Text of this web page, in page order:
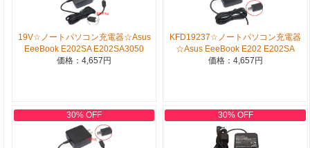
19V☆ノートパソコン充電器☆Asus
EeeBook E202SA E202SA3050
価格：4,657円
KFD19237☆ノートパソコン充電器
☆Asus EeeBook E202 E202SA
価格：4,657円
30% OFF 30% OFF